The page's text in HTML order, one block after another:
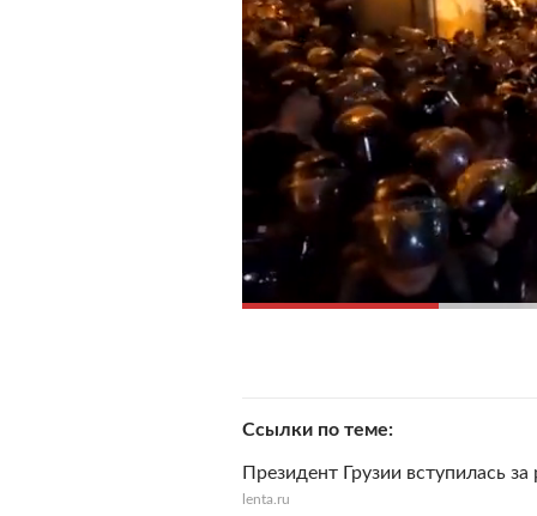
Ссылки по теме
Президент Грузии вступилась
lenta.ru